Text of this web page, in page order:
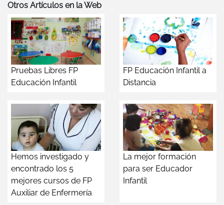
Otros Artículos en la Web
Pruebas Libres FP
Educación Infantil
FP Educación Infantil a
Distancia
Hemos investigado y
encontrado los 5
mejores cursos de FP
Auxiliar de Enfermería
La mejor formación
para ser Educador
Infantil